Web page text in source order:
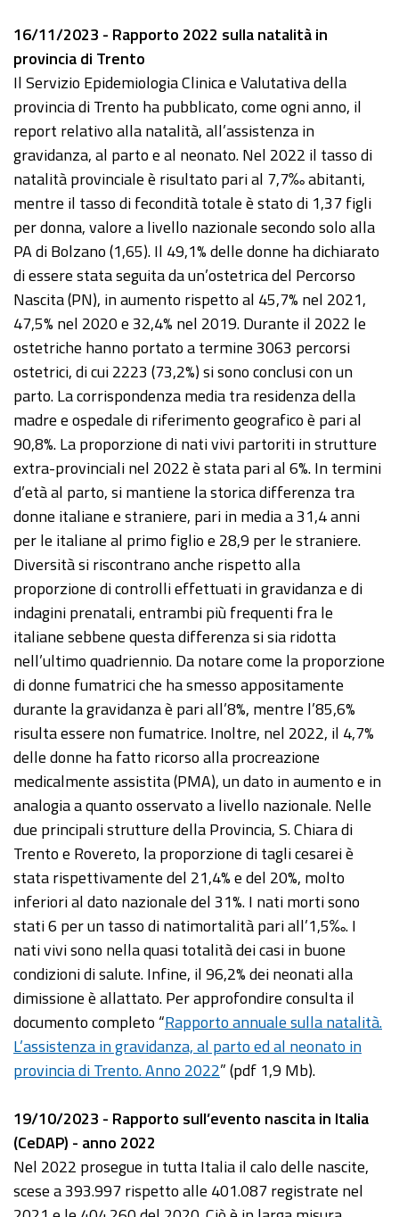
16/11/2023 - Rapporto 2022 sulla natalità in
provincia di Trento
Il Servizio Epidemiologia Clinica e Valutativa della
provincia di Trento ha pubblicato, come ogni anno, il
report relativo alla natalità, all’assistenza in
gravidanza, al parto e al neonato. Nel 2022 il tasso di
natalità provinciale è risultato pari al 7,7‰ abitanti,
mentre il tasso di fecondità totale è stato di 1,37 figli
per donna, valore a livello nazionale secondo solo alla
PA di Bolzano (1,65). Il 49,1% delle donne ha dichiarato
di essere stata seguita da un’ostetrica del Percorso
Nascita (PN), in aumento rispetto al 45,7% nel 2021,
47,5% nel 2020 e 32,4% nel 2019. Durante il 2022 le
ostetriche hanno portato a termine 3063 percorsi
ostetrici, di cui 2223 (73,2%) si sono conclusi con un
parto. La corrispondenza media tra residenza della
madre e ospedale di riferimento geografico è pari al
90,8%. La proporzione di nati vivi partoriti in strutture
extra-provinciali nel 2022 è stata pari al 6%. In termini
d’età al parto, si mantiene la storica differenza tra
donne italiane e straniere, pari in media a 31,4 anni
per le italiane al primo figlio e 28,9 per le straniere.
Diversità si riscontrano anche rispetto alla
proporzione di controlli effettuati in gravidanza e di
indagini prenatali, entrambi più frequenti fra le
italiane sebbene questa differenza si sia ridotta
nell’ultimo quadriennio. Da notare come la proporzione
di donne fumatrici che ha smesso appositamente
durante la gravidanza è pari all’8%, mentre l’85,6%
risulta essere non fumatrice. Inoltre, nel 2022, il 4,7%
delle donne ha fatto ricorso alla procreazione
medicalmente assistita (PMA), un dato in aumento e in
analogia a quanto osservato a livello nazionale. Nelle
due principali strutture della Provincia, S. Chiara di
Trento e Rovereto, la proporzione di tagli cesarei è
stata rispettivamente del 21,4% e del 20%, molto
inferiori al dato nazionale del 31%. I nati morti sono
stati 6 per un tasso di natimortalità pari all’1,5‰. I
nati vivi sono nella quasi totalità dei casi in buone
condizioni di salute. Infine, il 96,2% dei neonati alla
dimissione è allattato. Per approfondire consulta il
documento completo “Rapporto annuale sulla natalità.
L’assistenza in gravidanza, al parto ed al neonato in
provincia di Trento. Anno 2022” (pdf 1,9 Mb).
19/10/2023 - Rapporto sull’evento nascita in Italia
(CeDAP) - anno 2022
Nel 2022 prosegue in tutta Italia il calo delle nascite,
scese a 393.997 rispetto alle 401.087 registrate nel